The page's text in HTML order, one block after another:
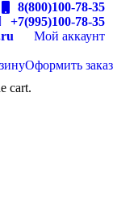
8(800)100-78-35
+7(995)100-78-35
Мой аккаунт
Оформить заказ
cart.